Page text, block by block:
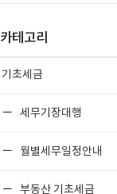
카테고리
기초세금
세무기장대행
월별세무일정안내
부동산 기초세금